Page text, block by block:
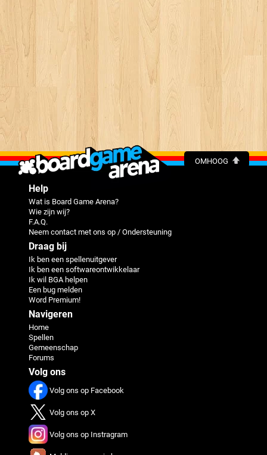
OMHOOG
Help
Wat is Board Game Arena?
Wie zijn wij?
F.A.Q.
Neem contact met ons op / Ondersteuning
Draag bij
Ik ben een spellenuitgever
Ik ben een softwareontwikkelaar
Ik wil BGA helpen
Een bug melden
Word Premium!
Navigeren
Home
Spellen
Gemeenschap
Forums
Volg ons
Volg ons op Facebook
Volg ons op X
Volg ons op Instragram